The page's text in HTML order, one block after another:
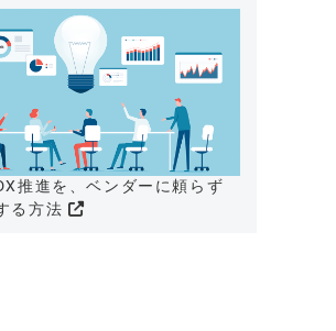
推進を、ベンダーに頼らず
る方法